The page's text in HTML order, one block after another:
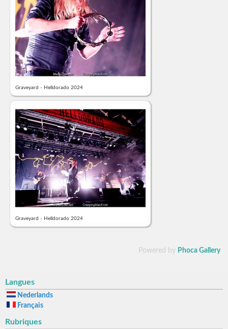
Graveyard - Helldorado 2024
Graveyard - Helldorado 2024
Powered by Phoca Gallery
Langues
Nederlands
Français
Rubriques